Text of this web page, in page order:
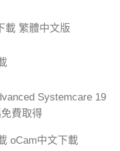
載 繁體中文版
Systemcare 19
費取得
oCam中文下載